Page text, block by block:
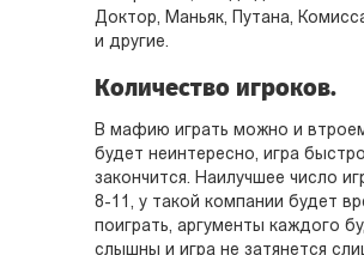
Доктор, Маньяк, Путана,
и другие.
Количество игроков.
В мафию играть можно и
будет неинтересно, игра быстро
закончится. Наилучшее число
8-11, у такой компании будет
поиграть, аргументы каждого
слышны и игра не затянется